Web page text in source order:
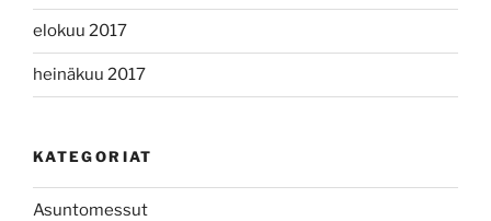
elokuu 2017
heinäkuu 2017
KATEGORIAT
Asuntomessut